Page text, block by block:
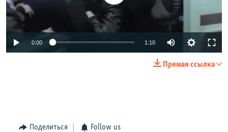
0:00 1:10
Прямая ссылка
Поделиться Follow us